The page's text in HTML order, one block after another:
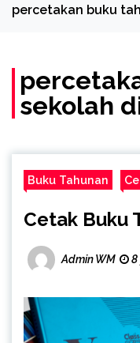
percetakan buku
sekolah
Buku Tahunan
Cetak Buku
Admin WM 8